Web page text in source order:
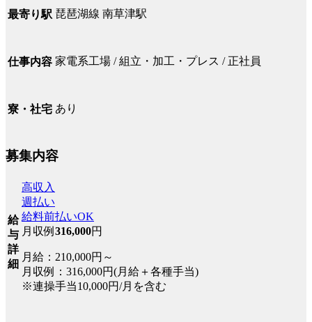
最寄り駅 琵琶湖線 南草津駅
仕事内容 家電系工場 / 組立・加工・プレス / 正社員
寮・社宅 あり
募集内容
給
与
詳
細
高収入
週払い
給料前払いOK
月収例 316,000円
月給：210,000円～
月収例：316,000円(月給＋各種手当)
※連操手当10,000円/月を含む